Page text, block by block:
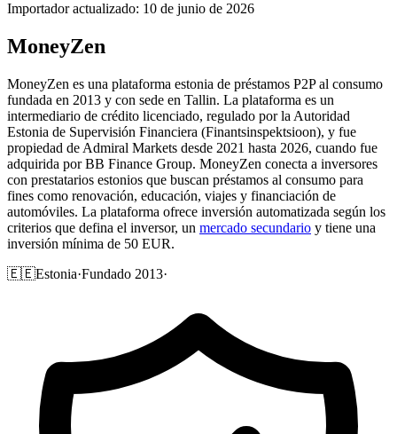
Importador actualizado: 10 de junio de 2026
MoneyZen
MoneyZen es una plataforma estonia de préstamos P2P al consumo
fundada en 2013 y con sede en Tallin. La plataforma es un
intermediario de crédito licenciado, regulado por la Autoridad
Estonia de Supervisión Financiera (Finantsinspektsioon), y fue
propiedad de Admiral Markets desde 2021 hasta 2026, cuando fue
adquirida por BB Finance Group. MoneyZen conecta a inversores
con prestatarios estonios que buscan préstamos al consumo para
fines como renovación, educación, viajes y financiación de
automóviles. La plataforma ofrece inversión automatizada según los
criterios que defina el inversor, un mercado secundario y tiene una
inversión mínima de 50 EUR.
🇪🇪Estonia·Fundado 2013·